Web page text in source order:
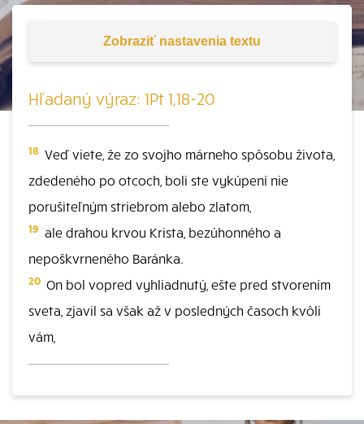
Zobraziť nastavenia textu
Hľadaný výraz: 1Pt 1,18-20
18 Veď viete, že zo svojho márneho spôsobu života,
zdedeného po otcoch, boli ste vykúpení nie
porušiteľným striebrom alebo zlatom,
19 ale drahou krvou Krista, bezúhonného a
nepoškvrneného Baránka.
20 On bol vopred vyhliadnutý, ešte pred stvorením
sveta, zjavil sa však až v posledných časoch kvôli
vám,